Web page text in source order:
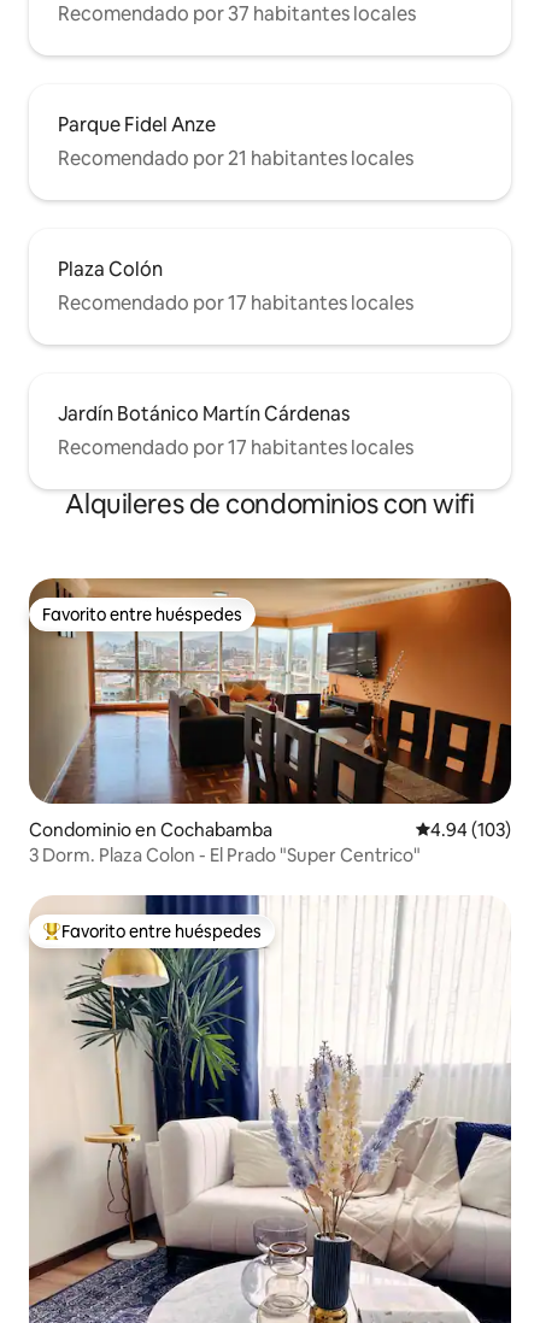
Recomendado por 37 habitantes locales
Parque Fidel Anze
Recomendado por 21 habitantes locales
Plaza Colón
Recomendado por 17 habitantes locales
Jardín Botánico Martín Cárdenas
Recomendado por 17 habitantes locales
Alquileres de condominios con wifi
Favorito entre huéspedes
Favorito entre huéspedes
Condominio en Cochabamba Calificación
4.94 (103)
3 Dorm. Plaza Colon - El Prado "Super Centrico"
De los mejores en Favorito entre huéspedes
Favorito entre huéspedes